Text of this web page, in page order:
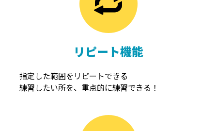
リピート機能
指定した範囲をリピートできる
練習したい所を、重点的に練習できる！